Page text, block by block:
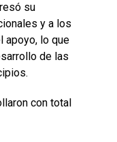
su
y a los
apoyo, lo que
de las
con total